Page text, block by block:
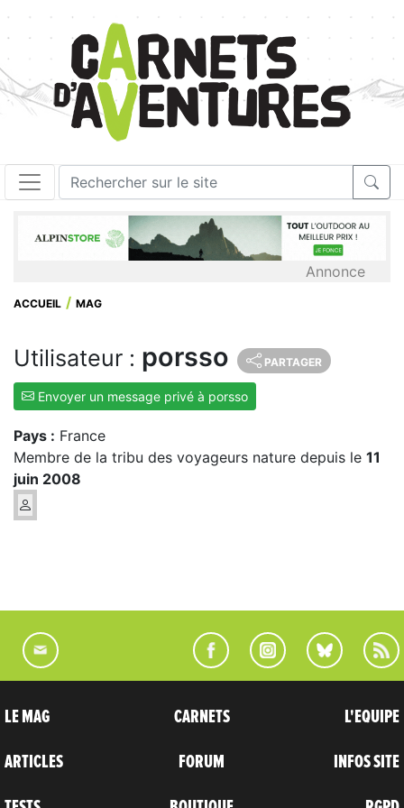
Annonce
ACCUEIL MAG
Utilisateur : porsso PARTAGER
Envoyer un message privé à porsso
Pays : France
Membre de la tribu des voyageurs nature depuis le 11
juin 2008
LE MAG
ARTICLES
CARNETS
FORUM
L'EQUIPE
INFOS SITE